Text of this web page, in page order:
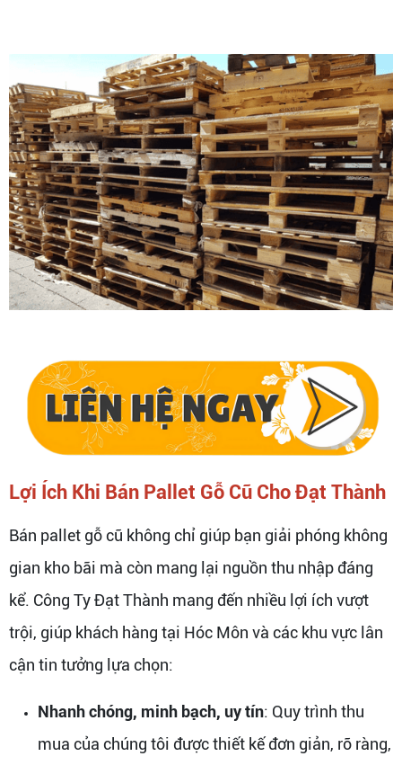
Lợi Ích Khi Bán Pallet Gỗ Cũ Cho Đạt Thành
Bán pallet gỗ cũ không chỉ giúp bạn giải phóng không
gian kho bãi mà còn mang lại nguồn thu nhập đáng
kể. Công Ty Đạt Thành mang đến nhiều lợi ích vượt
trội, giúp khách hàng tại Hóc Môn và các khu vực lân
cận tin tưởng lựa chọn:
Nhanh chóng, minh bạch, uy tín: Quy trình thu
mua của chúng tôi được thiết kế đơn giản, rõ ràng,